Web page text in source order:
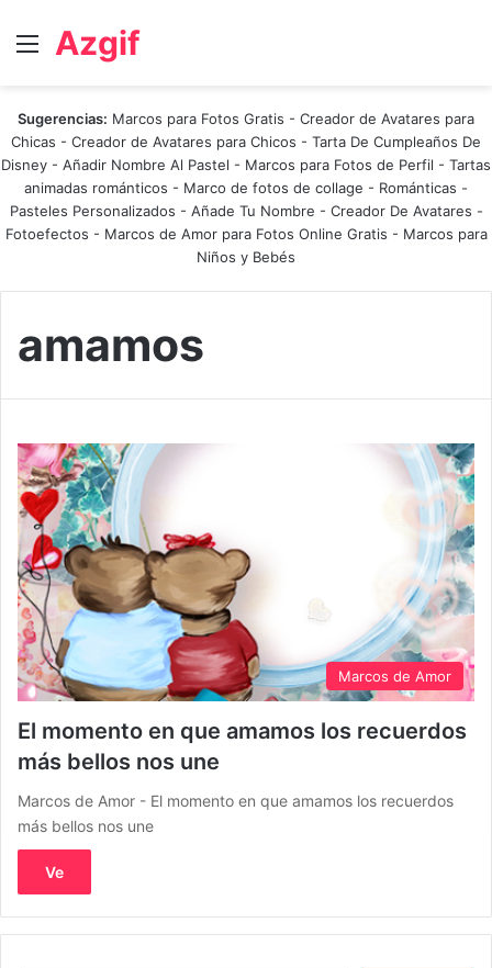
Menú
Azgif
Sugerencias: Marcos para Fotos Gratis - Creador de Avatares para
Chicas - Creador de Avatares para Chicos - Tarta De Cumpleaños De
Disney - Añadir Nombre Al Pastel - Marcos para Fotos de Perfil - Tartas
animadas románticos - Marco de fotos de collage - Románticas -
Pasteles Personalizados - Añade Tu Nombre - Creador De Avatares -
Fotoefectos - Marcos de Amor para Fotos Online Gratis - Marcos para
Niños y Bebés
amamos
Marcos de Amor
El momento en que amamos los recuerdos
más bellos nos une
Marcos de Amor - El momento en que amamos los recuerdos
más bellos nos une
Ve